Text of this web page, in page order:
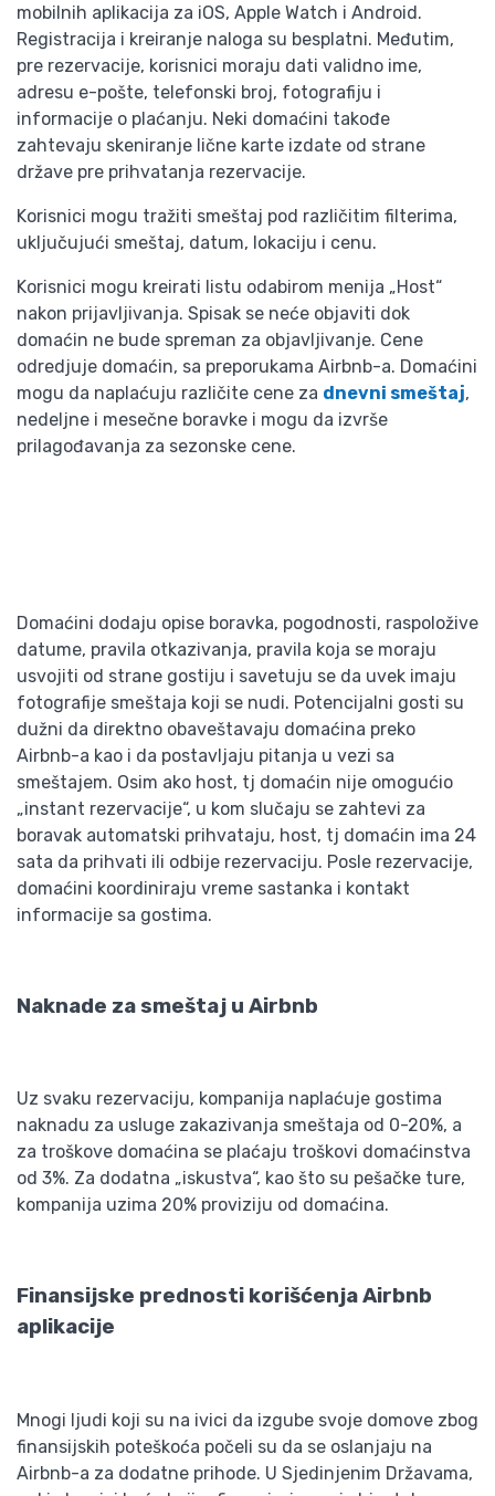
mobilnih aplikacija za iOS, Apple Watch i Android.
Registracija i kreiranje naloga su besplatni. Međutim,
pre rezervacije, korisnici moraju dati validno ime,
adresu e-pošte, telefonski broj, fotografiju i
informacije o plaćanju. Neki domaćini takođe
zahtevaju skeniranje lične karte izdate od strane
države pre prihvatanja rezervacije.
Korisnici mogu tražiti smeštaj pod različitim filterima,
uključujući smeštaj, datum, lokaciju i cenu.
Korisnici mogu kreirati listu odabirom menija „Host“
nakon prijavljivanja. Spisak se neće objaviti dok
domaćin ne bude spreman za objavljivanje. Cene
odredjuje domaćin, sa preporukama Airbnb-a. Domaćini
mogu da naplaćuju različite cene za dnevni smeštaj,
nedeljne i mesečne boravke i mogu da izvrše
prilagođavanja za sezonske cene.
Domaćini dodaju opise boravka, pogodnosti, raspoložive
datume, pravila otkazivanja, pravila koja se moraju
usvojiti od strane gostiju i savetuju se da uvek imaju
fotografije smeštaja koji se nudi. Potencijalni gosti su
dužni da direktno obaveštavaju domaćina preko
Airbnb-a kao i da postavljaju pitanja u vezi sa
smeštajem. Osim ako host, tj domaćin nije omogućio
„instant rezervacije“, u kom slučaju se zahtevi za
boravak automatski prihvataju, host, tj domaćin ima 24
sata da prihvati ili odbije rezervaciju. Posle rezervacije,
domaćini koordiniraju vreme sastanka i kontakt
informacije sa gostima.
Naknade za smeštaj u Airbnb
Uz svaku rezervaciju, kompanija naplaćuje gostima
naknadu za usluge zakazivanja smeštaja od 0-20%, a
za troškove domaćina se plaćaju troškovi domaćinstva
od 3%. Za dodatna „iskustva“, kao što su pešačke ture,
kompanija uzima 20% proviziju od domaćina.
Finansijske prednosti korišćenja Airbnb
aplikacije
Mnogi ljudi koji su na ivici da izgube svoje domove zbog
finansijskih poteškoća počeli su da se oslanjaju na
Airbnb-a za dodatne prihode. U Sjedinjenim Državama,